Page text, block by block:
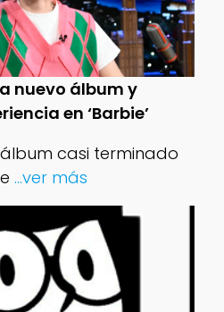
nuevo álbum y
en ‘Barbie’
álbum casi terminado
...ver más